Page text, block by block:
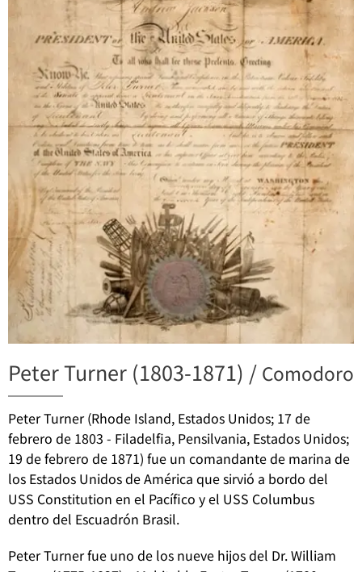
Peter Turner (1803-1871) / Comodoro
Peter Turner (Rhode Island, Estados Unidos; 17 de
febrero de 1803 - Filadelfia, Pensilvania, Estados Unidos;
19 de febrero de 1871) fue un comandante de marina de
los Estados Unidos de América que sirvió a bordo del
USS Constitution en el Pacífico y el USS Columbus
dentro del Escuadrón Brasil.
Peter Turner fue uno de los nueve hijos del Dr. William